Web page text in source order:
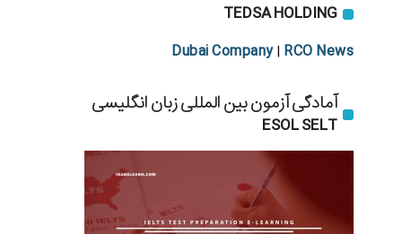
TEDSA HOLDING
Dubai Company| RCO News
آمادگی آزمون بین المللی زبان انگلیسی
ESOL SELT